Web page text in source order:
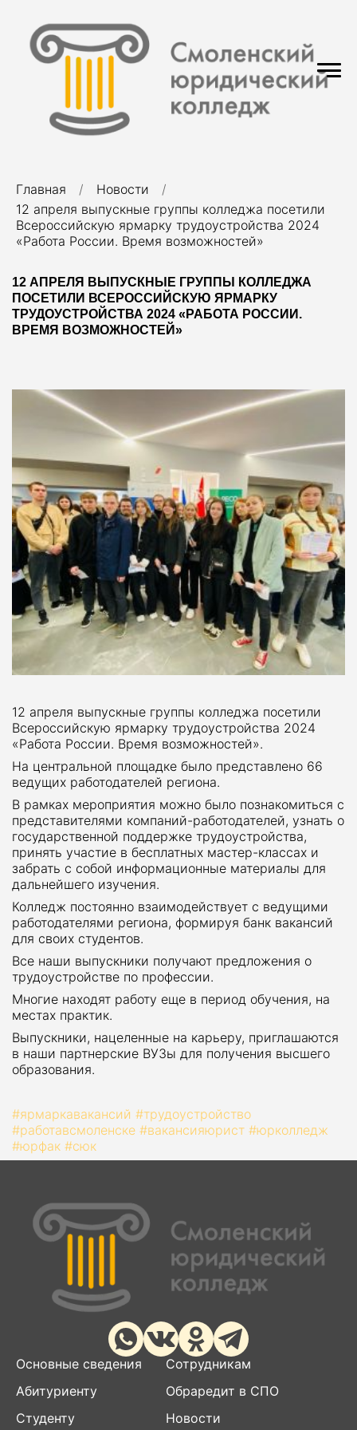
Главная
Новости
12 апреля выпускные группы колледжа посетили
Всероссийскую ярмарку трудоустройства 2024
«Работа России. Время возможностей»
12 АПРЕЛЯ ВЫПУСКНЫЕ ГРУППЫ КОЛЛЕДЖА
ПОСЕТИЛИ ВСЕРОССИЙСКУЮ ЯРМАРКУ
ТРУДОУСТРОЙСТВА 2024 «РАБОТА РОССИИ.
ВРЕМЯ ВОЗМОЖНОСТЕЙ»
12 апреля выпускные группы колледжа посетили
Всероссийскую ярмарку трудоустройства 2024
«Работа России. Время возможностей».
На центральной площадке было представлено 66
ведущих работодателей региона.
В рамках мероприятия можно было познакомиться с
представителями компаний-работодателей, узнать о
государственной поддержке трудоустройства,
принять участие в бесплатных мастер-классах и
забрать с собой информационные материалы для
дальнейшего изучения.
Колледж постоянно взаимодействует с ведущими
работодателями региона, формируя банк вакансий
для своих студентов.
Все наши выпускники получают предложения о
трудоустройстве по профессии.
Многие находят работу еще в период обучения, на
местах практик.
Выпускники, нацеленные на карьеру, приглашаются
в наши партнерские ВУЗы для получения высшего
образования.
#ярмаркавакансий #трудоустройство
#работавсмоленске #вакансияюрист #юрколледж
#юрфак #сюк
Основные сведения
Абитуриенту
Студенту
Сотрудникам
Обраредит в СПО
Новости